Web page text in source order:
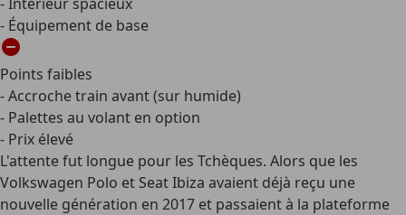
- Équipement de base
Points faibles
- Accroche train avant (sur humide)
- Palettes au volant en option
- Prix élevé
L'attente fut longue pour les Tchèques. Alors que les
Volkswagen Polo et Seat Ibiza avaient déjà reçu une
nouvelle génération en 2017 et passaient à la plateforme